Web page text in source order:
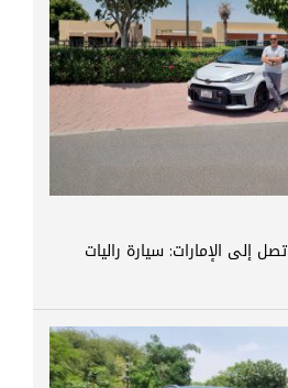
تويوتا GR Yaris 2026 تصل إلى الإمارات: سيارة راليات